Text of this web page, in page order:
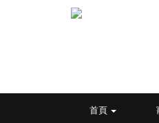
首頁